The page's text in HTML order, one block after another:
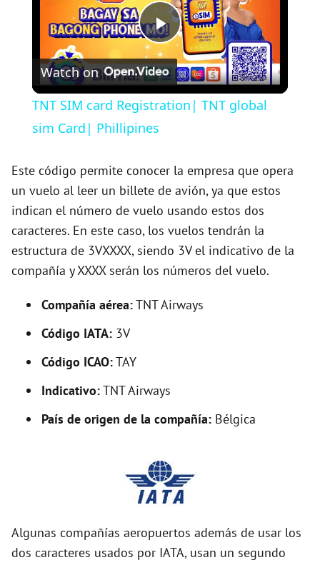
P
l
y
V
i
d
o
Watch on
TNT SIM card Registration| TNT global
sim Card| Phillipines
Este código permite conocer la empresa que opera
un vuelo al leer un billete de avión, ya que estos
indican el número de vuelo usando estos dos
caracteres. En este caso, los vuelos tendrán la
estructura de 3VXXXX, siendo 3V el indicativo de la
compañía y XXXX serán los números del vuelo.
Compañía aérea:TNT Airways
Código IATA: 3V
Código ICAO:TAY
Indicativo:TNT Airways
País de origen de la compañía: Bélgica
Algunas compañías aeropuertos además de usar los
dos caracteres usados por IATA, usan un segundo